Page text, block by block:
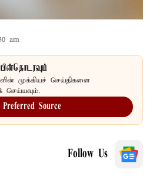
am
முக்கியச் செய்திகளை
செய்யவும்.
Source
Follow Us